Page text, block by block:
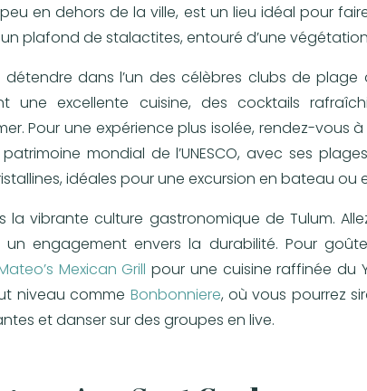
en dehors de la ville, est un lieu idéal pour
plafond de stalactites, entouré d’une
détendre dans l’un des célèbres clubs de plage
une excellente cuisine, des cocktails
Pour une expérience plus isolée, rendez-vous
mondial de l’UNESCO, avec ses
idéales pour une excursion en bateau ou
la vibrante culture gastronomique de Tulum.
engagement envers la durabilité. Pour
Mexican Grill pour une cuisine raffinée du
niveau comme Bonbonniere, où vous pourrez
et danser sur des groupes en live.